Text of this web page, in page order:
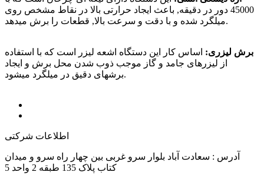
45000 دور در دقیقه, باعث ایجاد حرارتی بالا در نقاط مشخص روی
میلگرد شده و با دقت و سرعت بالا, قطعات را برش میدهد.
برش لیزری: اساس کار این دستگاه اشعه لیزر است که با استفاده
از لیزرهای جامد و گاز موجب ذوب شدن محل برش و ایجاد
برشهای دقیق در میلگرد میشود.
اطلاعات شرکتی
آدرس : سعادت آباد بلوار سرو غربی بین چهار راه سرو و میدان
کتاب پلاک 135 طبقه 2 واحد 5